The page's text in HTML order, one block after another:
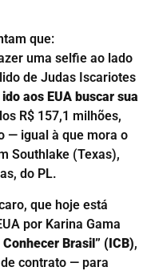
que:
uma selfie ao lado
de Judas Iscariotes
aos EUA buscar sua
R$ 157,1 milhões,
— igual à que mora o
Southlake (Texas),
do PL.
que hoje está
por Karina Gama
Brasil” (ICB),
contrato — para